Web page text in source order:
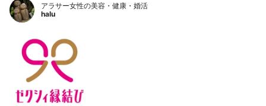
アラサー女性の美容・健康・婚活
halu